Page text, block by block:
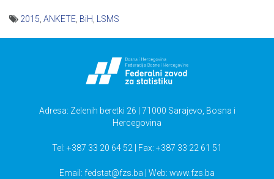
2015 ANKETE BiH LSMS
Adresa: Zelenih beretki 26 | 71000 Sarajevo, Bosna i
Hercegovina
Tel: +387 33 20 64 52 | Fax: +387 33 22 61 51
Email: fedstat@fzs.ba | Web: www.fzs.ba